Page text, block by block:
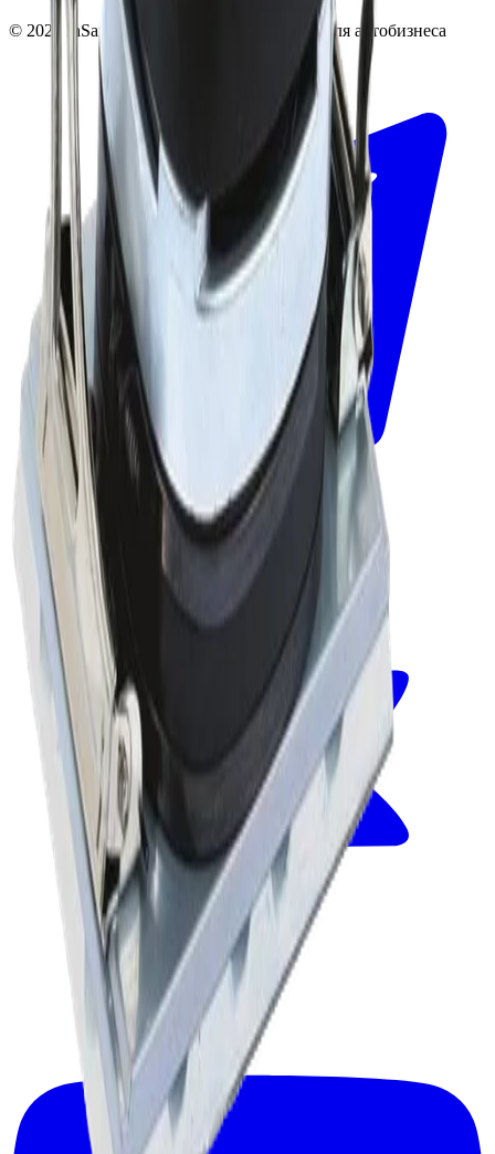
© 2026 InSafe.ru — Товары и технологии для автобизнеса